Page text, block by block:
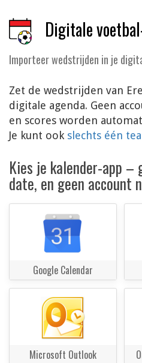
Digitale
Importeer wedstrijden in je
Zet de wedstrijden van
digitale agenda. Geen
en scores worden
Je kunt ook slechts één
Kies je kalender-app
date, en geen account
Google Calendar
Microsoft Outlook